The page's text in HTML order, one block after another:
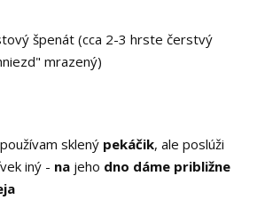
špenát (cca 2-3 hrste čerstvý
mrazený)
sklený pekáčik, ale poslúži
iný - na jeho dno dáme približne